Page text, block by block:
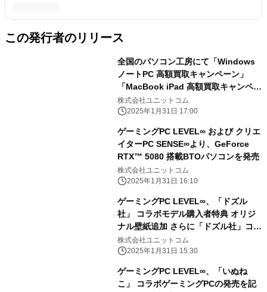
この発行者のリリース
全国のパソコン工房にて「Windows
ノートPC 高額買取キャンペーン」
「MacBook iPad 高額買取キャンペー
ン」を 2月1日から2月28日まで期間限
定で同時開催！ 対象商品の買取が最終
の日」開催日なら更に10％増額！
株式会社ユニットコム
2025年1月31日 17:00
ゲーミングPC LEVEL∞ および クリエ
イターPC SENSE∞より、GeForce
RTX™ 5080 搭載BTOパソコンを発売
株式会社ユニットコム
2025年1月31日 16:10
ゲーミングPC LEVEL∞、「ドズル
社」 コラボモデル購入者特典 オリジ
ナル壁紙追加 さらに「ドズル社」コラ
ボPC購入時に使える 5,000円OFF
WEBクーポン配布
株式会社ユニットコム
2025年1月31日 15:30
ゲーミングPC LEVEL∞、「いぬね
こ」 コラボゲーミングPCの発売を記